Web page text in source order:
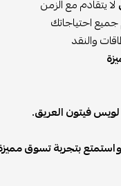
لا يتقادم مع الزمن
جميع احتياجاتك
والنقد
فيتون العريق.
بتجربة تسوق